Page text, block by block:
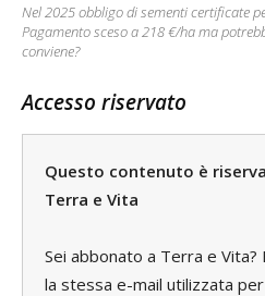
Nel 2025 obbligo di sementi certificate
Pagamento sceso a 218 €/ha ma
conviene?
Accesso riservato
Questo contenuto è
Terra e Vita
Sei abbonato a Terra e Vita?
la stessa e-mail utilizzata